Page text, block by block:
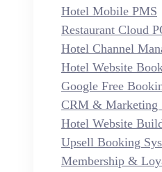
Hotel Mobile PMS
Restaurant Cloud
Hotel Channel
Hotel Website
Google Free
CRM & Marketing
Hotel Website
Upsell Booking
Membership &